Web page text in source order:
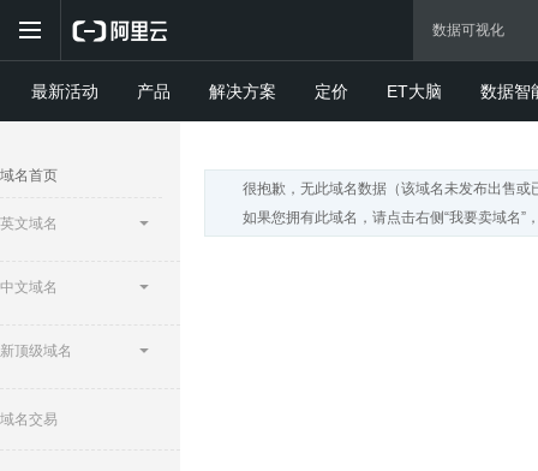
最新活动 产品 解决方案 定价 ET大脑 数据智
域名首页
英文域名
中文域名
新顶级域名
域名交易
很抱歉，无此域名数据（该域名未发布出售或
如果您拥有此域名，请点击右侧“我要卖域名”